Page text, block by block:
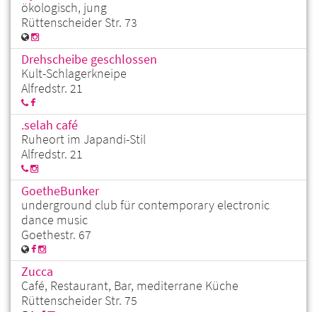
ökologisch, jung
Rüttenscheider Str. 73
Drehscheibe geschlossen
Kult-Schlagerkneipe
Alfredstr. 21
.selah café
Ruheort im Japandi-Stil
Alfredstr. 21
GoetheBunker
underground club für contemporary electronic
dance music
Goethestr. 67
Zucca
Café, Restaurant, Bar, mediterrane Küche
Rüttenscheider Str. 75